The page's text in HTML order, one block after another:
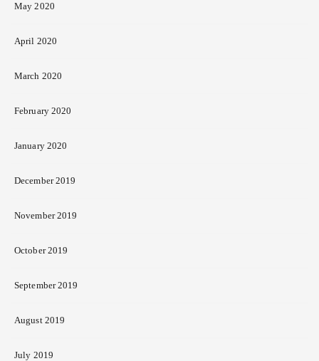
May 2020
April 2020
March 2020
February 2020
January 2020
December 2019
November 2019
October 2019
September 2019
August 2019
July 2019